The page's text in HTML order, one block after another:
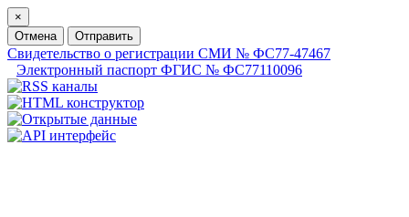
×
Отмена
Отправить
Свидетельство о регистрации СМИ № ФС77-47467
Электронный паспорт ФГИС № ФС77110096